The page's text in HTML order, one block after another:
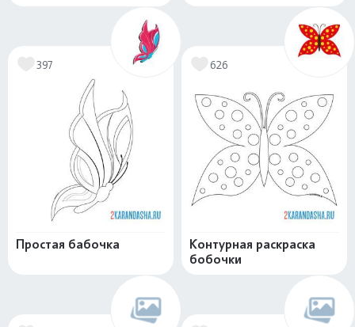
397
Простая бабочка
626
Контурная раскраска
бобочки